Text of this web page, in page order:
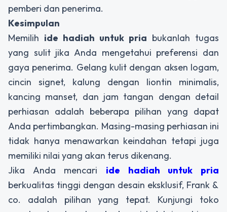
pemberi dan penerima.
Kesimpulan
Memilih ide hadiah untuk pria bukanlah tugas
yang sulit jika Anda mengetahui preferensi dan
gaya penerima. Gelang kulit dengan aksen logam,
cincin signet, kalung dengan liontin minimalis,
kancing manset, dan jam tangan dengan detail
perhiasan adalah beberapa pilihan yang dapat
Anda pertimbangkan. Masing-masing perhiasan ini
tidak hanya menawarkan keindahan tetapi juga
memiliki nilai yang akan terus dikenang.
Jika Anda mencari ide hadiah untuk pria
berkualitas tinggi dengan desain eksklusif, Frank &
co. adalah pilihan yang tepat. Kunjungi toko